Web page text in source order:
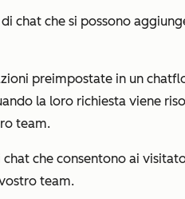
chat che si possono
preimpostate in un
la loro richiesta viene
team.
chat che consentono ai
team.